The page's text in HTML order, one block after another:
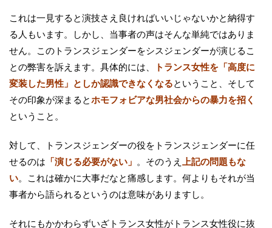
これは一見すると演技さえ良ければいいじゃないかと納得す
る人もいます。しかし、当事者の声はそんな単純ではありま
せん。このトランスジェンダーをシスジェンダーが演じるこ
との弊害を訴えます。具体的には、
トランス女性を「高度に
変装した男性」としか認識できなくなるということ、そして
その印象が深まるとホモフォビアな男社会からの暴力を招く
ということ。
対して、トランスジェンダーの役をトランスジェンダーに任
せるのは 「演じる必要がない」 。そのうえ
上記の問題もな
い。これは確かに大事だなと痛感します。何よりもそれが当
事者から語られるというのは意味がありますし。
それにもかかわらずいざトランス女性がトランス女性役に抜